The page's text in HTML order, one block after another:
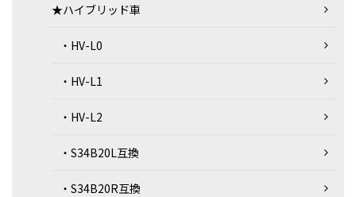
★ハイブリッド車
・HV-L0
・HV-L1
・HV-L2
・S34B20L互換
・S34B20R互換